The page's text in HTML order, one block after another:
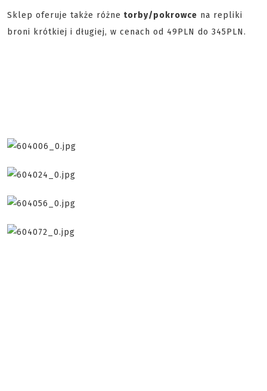
Sklep oferuje także różne torby/pokrowce na repliki
broni krótkiej i długiej, w cenach od 49PLN do 345PLN.